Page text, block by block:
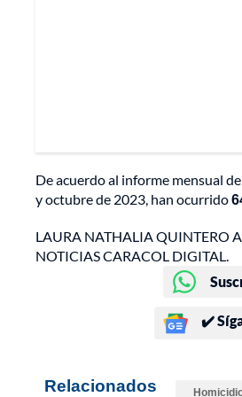
De acuerdo al informe mensual
y octubre de 2023, han ocurrido
LAURA NATHALIA QUINTERO
NOTICIAS CARACOL DIGITAL.
✔️
Relacionados